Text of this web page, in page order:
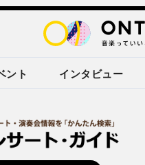
ント インタビュー